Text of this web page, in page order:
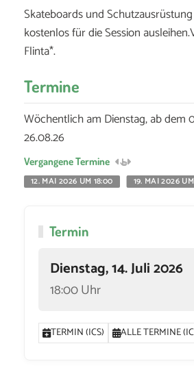
Skateboards und
kostenlos für die Session
Flinta*.
Termine
Wöchentlich am Dienstag, ab dem
26.08.26
Vergangene Termine
12. MAI 2026 UM 18:00
19. MAI 2026
Termin
Dienstag, 14. Juli 2026
18:00 Uhr
TERMIN (ICS) ALLE TERMINE